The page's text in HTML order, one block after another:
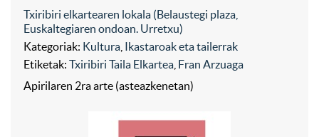
Txiribiri elkartearen lokala (Belaustegi plaza,
Euskaltegiaren ondoan. Urretxu)
Kategoriak: Kultura Ikastaroak eta tailerrak
Etiketak: Txiribiri Taila Elkartea Fran Arzuaga
Apirilaren 2ra arte (asteazkenetan)